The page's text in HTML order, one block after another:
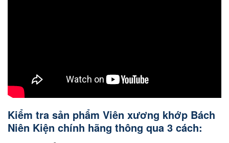
Kiểm tra sản phẩm Viên xương khớp Bách
Niên Kiện chính hãng thông qua 3 cách: